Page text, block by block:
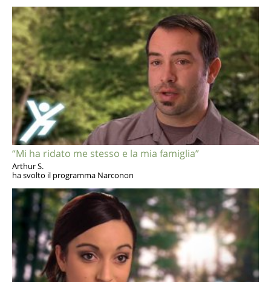
“Mi ha ridato me stesso e la mia famiglia”
Arthur S.
ha svolto il programma Narconon